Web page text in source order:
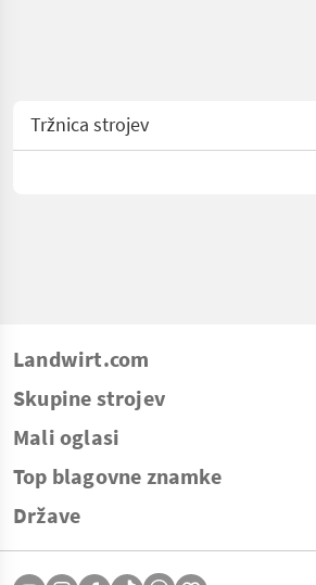
Tržnica strojev
Landwirt.com
Skupine strojev
Mali oglasi
Top blagovne znamke
Države